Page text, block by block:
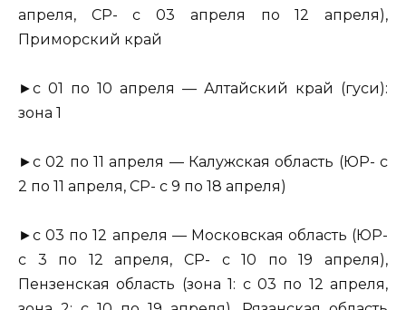
апреля, СР- с 03 апреля по 12 апреля),
Приморский край
►с 01 по 10 апреля — Алтайский край (гуси):
зона 1
►с 02 по 11 апреля — Калужская область (ЮР- с
2 по 11 апреля, СР- с 9 по 18 апреля)
►с 03 по 12 апреля — Московская область (ЮР-
с 3 по 12 апреля, СР- с 10 по 19 апреля),
Пензенская область (зона 1: с 03 по 12 апреля,